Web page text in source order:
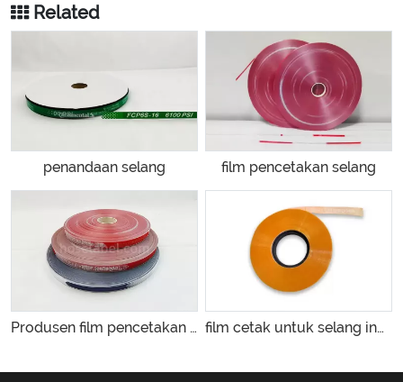
Related
penandaan selang film pencetakan selang
Produsen film pencetakan selang film cetak untuk selang industri